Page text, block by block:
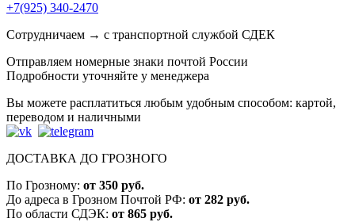
+7(925) 340-2470
Сотрудничаем → с транспортной службой СДЕК
Отправляем номерные знаки почтой России
Подробности уточняйте у менеджера
Вы можете расплатиться любым удобным способом: картой,
переводом и наличными
ДОСТАВКА ДО ГРОЗНОГО
По Грозному: от 350 руб.
До адреса в Грозном Почтой РФ: от 282 руб.
По области СДЭК: от 865 руб.